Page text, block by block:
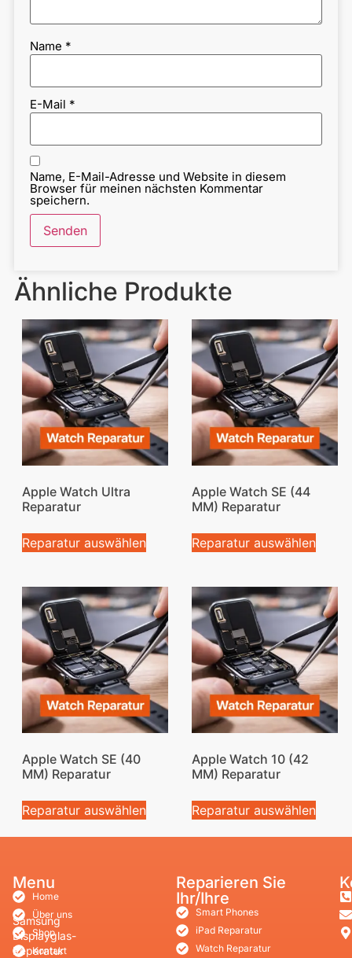
Name *
E-Mail *
Name, E-Mail-Adresse und Website in diesem
Browser für meinen nächsten Kommentar
speichern.
Ähnliche Produkte
Apple Watch Ultra
Reparatur
Reparatur auswählen
Apple Watch SE (44
MM) Reparatur
Reparatur auswählen
Apple Watch SE (40
MM) Reparatur
Reparatur auswählen
Apple Watch 10 (42
MM) Reparatur
Reparatur auswählen
Samsung
Displayglas-
Reparatur
Menu
Home
Über uns
Shop
Kontakt
Reparieren Sie
Ihr/Ihre
Smart Phones
iPad Reparatur
Watch Reparatur